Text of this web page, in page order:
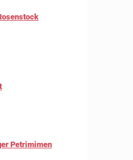
Petrimimen